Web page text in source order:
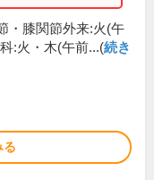
・膝関節外来:火(午
:火・木(午前...(続き
る